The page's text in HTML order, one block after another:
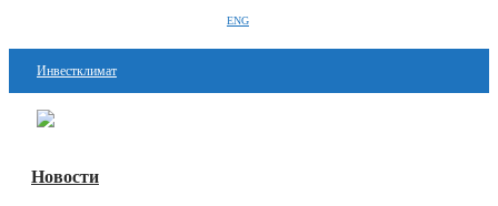
ENG
Инвестклимат
Финансы
Новости